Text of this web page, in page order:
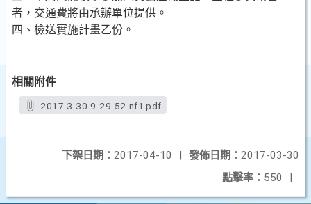
者，交通費將由承辦單位提供。
四、檢送實施計畫乙份。
相關附件
2017-3-30-9-29-52-nf1.pdf
發佈日期： 2017-03-30
下架日期： 2017-04-10
|
點擊率： 550 |